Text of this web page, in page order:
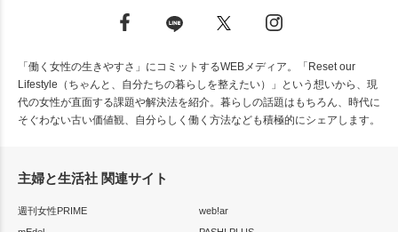
「働く女性の生きやすさ」にコミットするWEBメディア。「Reset our
Lifestyle（ちゃんと、自分たちの暮らしを整えたい）」という想いから、現
代の女性が直面する課題や解決法を紹介。暮らしの話題はもちろん、時代に
そぐわない古い価値観、自分らしく働く方法なども積極的にシェアします。
主婦と生活社 関連サイト
週刊女性PRIME
web!ar